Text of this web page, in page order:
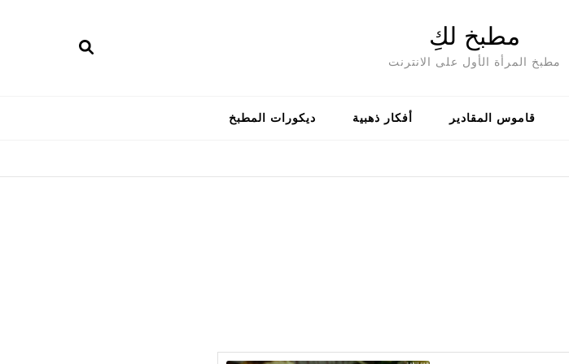
مطبخ لكِ
مطبخ المرأة الأول على الانترنت
قاموس المقادير أفكار ذهبية ديكورات المطبخ